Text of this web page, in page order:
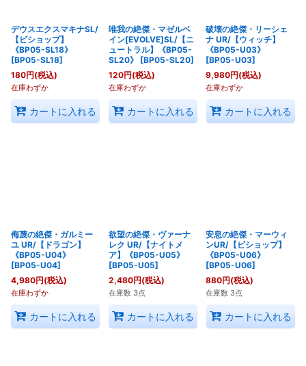
デウスエクスマキナSL/
【ビショップ】
《BP05-SL18》
[BP05-SL18]
180円(税込)
在庫わずか
カートに入れる
唯我の絶傑・マゼルベ
イン[EVOLVE]SL/【ニ
ュートラル】《BP05-
SL20》
[BP05-SL20]
120円(税込)
在庫わずか
カートに入れる
破壊の絶傑・リーシェ
ナ UR/【ウィッチ】
《BP05-U03》
[BP05-U03]
9,980円(税込)
在庫わずか
カートに入れる
侮蔑の絶傑・ガルミー
ユ UR/【ドラゴン】
《BP05-U04》
[BP05-U04]
4,980円(税込)
在庫わずか
カートに入れる
欲望の絶傑・ヴァーナ
レク UR/【ナイトメ
ア】《BP05-U05》
[BP05-U05]
2,480円(税込)
在庫数 3点
カートに入れる
安息の絶傑・マーウィ
ンUR/【ビショップ】
《BP05-U06》
[BP05-U06]
880円(税込)
在庫数 3点
カートに入れる